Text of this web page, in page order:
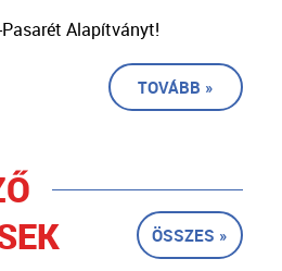
Alapítványt!
TOVÁBB »
ÖSSZES »